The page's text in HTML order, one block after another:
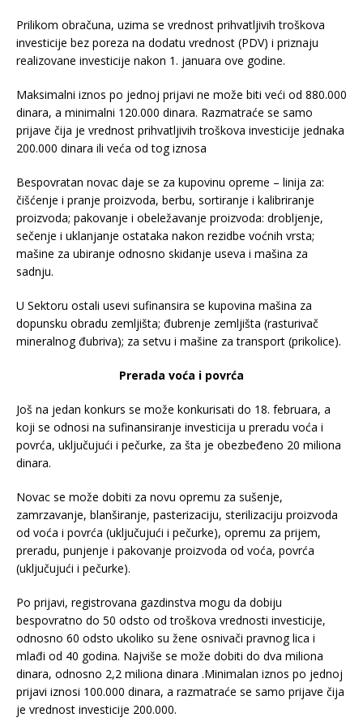
Prilikom obračuna, uzima se vrednost prihvatljivih troškova
investicije bez poreza na dodatu vrednost (PDV) i priznaju
realizovane investicije nakon 1. januara ove godine.
Maksimalni iznos po jednoj prijavi ne može biti veći od 880.000
dinara, a minimalni 120.000 dinara. Razmatraće se samo
prijave čija je vrednost prihvatljivih troškova investicije jednaka
200.000 dinara ili veća od tog iznosa
Bespovratan novac daje se za kupovinu opreme – linija za:
čišćenje i pranje proizvoda, berbu, sortiranje i kalibriranje
proizvoda; pakovanje i obeležavanje proizvoda: drobljenje,
sečenje i uklanjanje ostataka nakon rezidbe voćnih vrsta;
mašine za ubiranje odnosno skidanje useva i mašina za
sadnju.
U Sektoru ostali usevi sufinansira se kupovina mašina za
dopunsku obradu zemljišta; đubrenje zemljišta (rasturivač
mineralnog đubriva); za setvu i mašine za transport (prikolice).
Prerada voća i povrća
Još na jedan konkurs se može konkurisati do 18. februara, a
koji se odnosi na sufinansiranje investicija u preradu voća i
povrća, uključujući i pečurke, za šta je obezbeđeno 20 miliona
dinara.
Novac se može dobiti za novu opremu za sušenje,
zamrzavanje, blanširanje, pasterizaciju, sterilizaciju proizvoda
od voća i povrća (uključujući i pečurke), opremu za prijem,
preradu, punjenje i pakovanje proizvoda od voća, povrća
(uključujući i pečurke).
Po prijavi, registrovana gazdinstva mogu da dobiju
bespovratno do 50 odsto od troškova vrednosti investicije,
odnosno 60 odsto ukoliko su žene osnivači pravnog lica i
mlađi od 40 godina. Najviše se može dobiti do dva miliona
dinara, odnosno 2,2 miliona dinara .Minimalan iznos po jednoj
prijavi iznosi 100.000 dinara, a razmatraće se samo prijave čija
je vrednost investicije 200.000.